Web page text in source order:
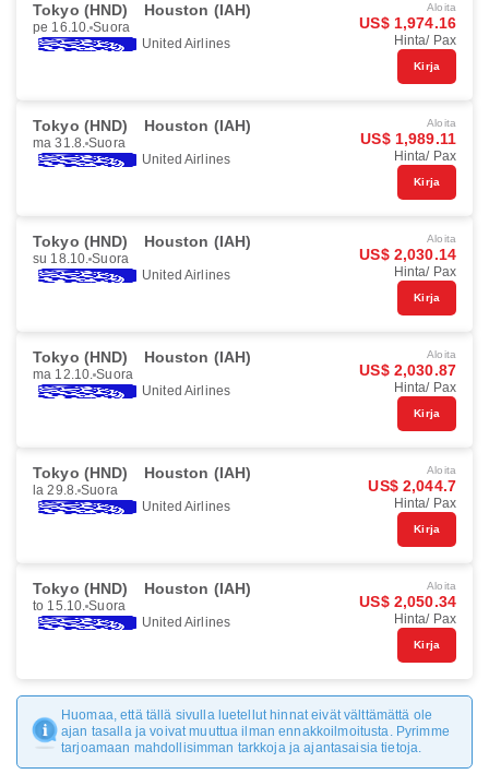
Tokyo (HND) Houston (IAH)
pe 16.10. Suora
United Airlines
Aloita
US$ 1,974.16
Hinta/ Pax
Kirja
Tokyo (HND) Houston (IAH)
ma 31.8. Suora
United Airlines
Aloita
US$ 1,989.11
Hinta/ Pax
Kirja
Tokyo (HND) Houston (IAH)
su 18.10. Suora
United Airlines
Aloita
US$ 2,030.14
Hinta/ Pax
Kirja
Tokyo (HND) Houston (IAH)
ma 12.10. Suora
United Airlines
Aloita
US$ 2,030.87
Hinta/ Pax
Kirja
Tokyo (HND) Houston (IAH)
la 29.8. Suora
United Airlines
Aloita
US$ 2,044.7
Hinta/ Pax
Kirja
Tokyo (HND) Houston (IAH)
to 15.10. Suora
United Airlines
Aloita
US$ 2,050.34
Hinta/ Pax
Kirja
Huomaa, että tällä sivulla luetellut hinnat eivät välttämättä ole
ajan tasalla ja voivat muuttua ilman ennakkoilmoitusta. Pyrimme
tarjoamaan mahdollisimman tarkkoja ja ajantasaisia tietoja.